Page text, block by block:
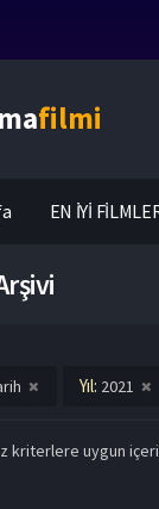
filmi
EN İYİ
Yıl: 2021
kriterlere uygun